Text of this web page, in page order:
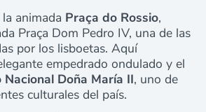
animada Praça do Rossio,
Praça Dom Pedro IV, una de las
por los lisboetas. Aquí
empedrado ondulado y el
Nacional Doña María II, uno de
culturales del país.